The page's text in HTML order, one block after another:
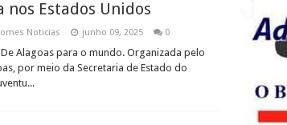
nos Estados Unidos
Noticias junho 09, 2025 0
Alagoas para o mundo. Organizada pelo
por meio da Secretaria de Estado do